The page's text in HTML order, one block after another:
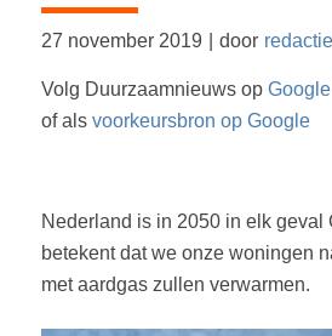
27 november 2019 door
Volg Duurzaamnieuws op
of als voorkeursbron op Google
Nederland is in 2050 in elk geval
betekent dat we onze woningen
met aardgas zullen verwarmen.